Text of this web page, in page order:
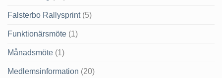
Falsterbo Rallysprint(5)
Funktionärsmöte (1)
Månadsmöte (1)
Medlemsinformation (20)